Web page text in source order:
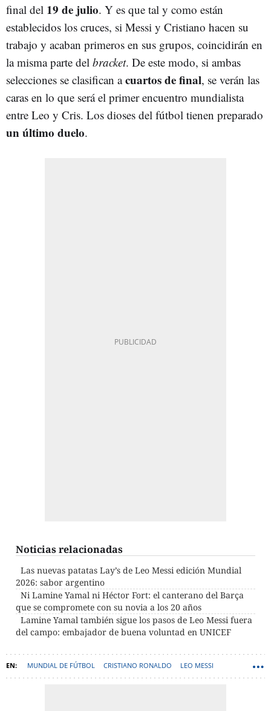
final del 19 de julio. Y es que tal y como están
establecidos los cruces, si Messi y Cristiano hacen su
trabajo y acaban primeros en sus grupos, coincidirán en
la misma parte del bracket. De este modo, si ambas
selecciones se clasifican acuartos de final, se verán las
caras en lo que será el primer encuentro mundialista
entre Leo y Cris. Los dioses del fútbol tienen preparado
un último duelo.
Noticias relacionadas
Las nuevas patatas Lay’s de Leo Messi edición Mundial
2026: sabor argentino
Ni Lamine Yamal ni Héctor Fort: el canterano del Barça
que se compromete con su novia a los 20 años
Lamine Yamal también sigue los pasos de Leo Messi fuera
del campo: embajador de buena voluntad en UNICEF
MUNDIAL DE FÚTBOL CRISTIANO RONALDO LEO MESSI